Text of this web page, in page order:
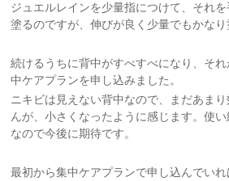
ジュエルレインを少量指につけて、それ
塗るのですが、伸びが良く少量でもかなり
続けるうちに背中がすべすべになり、そ
中ケアプランを申し込みました。
ニキビは見えない背中なので、まだあま
んが、小さくなったように感じます。使
なので今後に期待です。
最初から集中ケアプランで申し込んでい